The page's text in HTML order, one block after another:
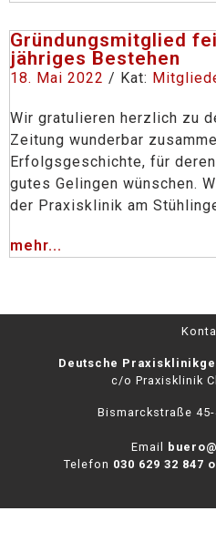
Gründungsmitglied
jähriges Bestehen
18. Mai 2022 / Kat:
Wir gratulieren herzlich zu
Zeitung wunderbar
Erfolgsgeschichte, für
gutes Gelingen wünschen.
der Praxisklinik am
mehr...
Deutsche
c/o Praxisklinik
Bismarckstraße 45-
Email
Telefon 030 629 32 847